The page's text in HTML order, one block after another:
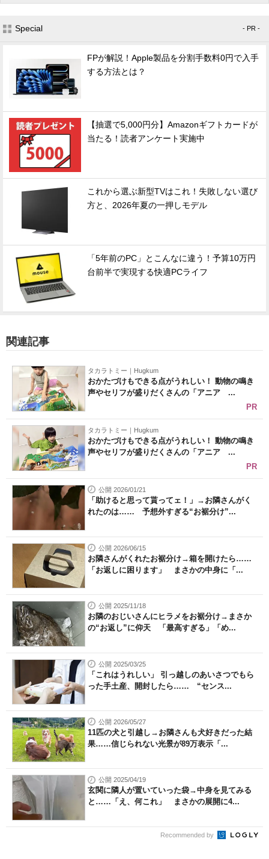
Special - PR -
FPが解説！Apple製品を分割手数料0円で入手
する方法とは？
【抽選で5,000円分】Amazonギフトカードが
当たる！読者アンケート実施中
これから選ぶ新型TVはこれ！失敗しない選び
方と、2026年夏の一押しモデル
「5年前のPC」とこんなに違う！予算10万円
台前半で実現する快適PCライフ
関連記事
タカラトミー｜Hugkum
おかたづけもできる点がうれしい！ 動物の鳴き
声やセリフが盛りだくさんの「アニア ...
PR
タカラトミー｜Hugkum
おかたづけもできる点がうれしい！ 動物の鳴き
声やセリフが盛りだくさんの「アニア ...
PR
公開 2026/01/21
「助けると思って貰ってェ！」→お隣さんがく
れたのは…… 予想外すぎる“お裾分け”...
公開 2026/06/15
お隣さんがくれたお裾分け→箱を開けたら……
「お返しに困ります」 まさかの中身に「...
公開 2025/11/18
お隣のおじいさんにヒラメをお裾分け→まさか
の“お返し”に仰天 「最高すぎる」「め...
公開 2025/03/25
「これはうれしい」 引っ越しのあいさつでもら
った手土産、開封したら…… “センス...
公開 2026/05/27
11匹の犬と引越し→お隣さんも犬好きだった結
果……信じられない光景が89万表示「...
公開 2025/04/19
玄関に隣人が置いていった袋→中身を見てみる
と……「え、何これ」 まさかの展開に4...
Recommended by